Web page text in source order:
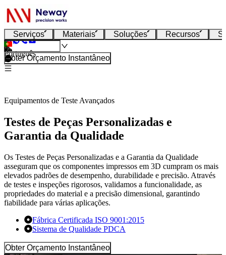
Serviços Materiais Soluções Recursos
Português
Obter Orçamento Instantâneo
Equipamentos de Teste Avançados
Testes de Peças Personalizadas e
Garantia da Qualidade
Os Testes de Peças Personalizadas e a Garantia da Qualidade
asseguram que os componentes impressos em 3D cumpram os mais
elevados padrões de desempenho, durabilidade e precisão. Através
de testes e inspeções rigorosos, validamos a funcionalidade, as
propriedades do material e a precisão dimensional, garantindo
fiabilidade para várias aplicações.
Fábrica Certificada ISO 9001:2015
Sistema de Qualidade PDCA
Obter Orçamento Instantâneo